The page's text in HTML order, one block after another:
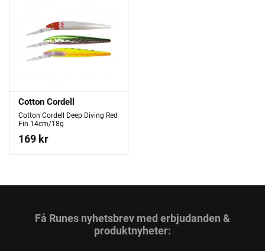
Cotton Cordell
Cotton Cordell Deep Diving Red
Fin 14cm/18g
169 kr
Få Runes nyhetsbrev med erbjudanden &
produktnyheter: